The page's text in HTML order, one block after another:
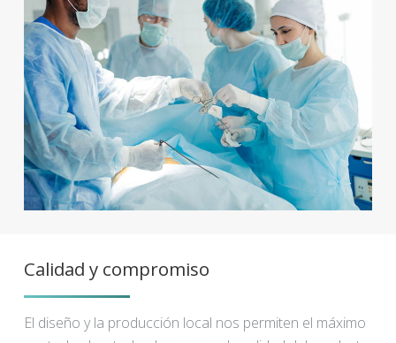
Calidad y compromiso
El diseño y la producción local nos permiten el máximo